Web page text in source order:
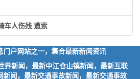
车人伤残 遭索
门户网站之一，集合最新新闻资讯
界新闻，最新中江仓山镇新闻，最新互联
新闻，最新交通事故新闻，最新交通事故